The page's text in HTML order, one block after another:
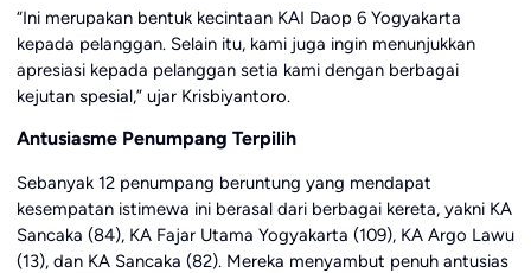
“Ini merupakan bentuk kecintaan KAI Daop 6 Yogyakarta
kepada pelanggan. Selain itu, kami juga ingin menunjukkan
apresiasi kepada pelanggan setia kami dengan berbagai
kejutan spesial,” ujar Krisbiyantoro.
Antusiasme Penumpang Terpilih
Sebanyak 12 penumpang beruntung yang mendapat
kesempatan istimewa ini berasal dari berbagai kereta, yakni KA
Sancaka (84), KA Fajar Utama Yogyakarta (109), KA Argo Lawu
(13), dan KA Sancaka (82). Mereka menyambut penuh antusias